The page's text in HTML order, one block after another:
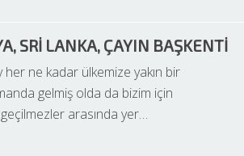
SRI LANKA, ÇAYIN BAŞKENTI
her ne kadar ülkemize yakın bir
gelmiş olda da bizim için
arasında yer…